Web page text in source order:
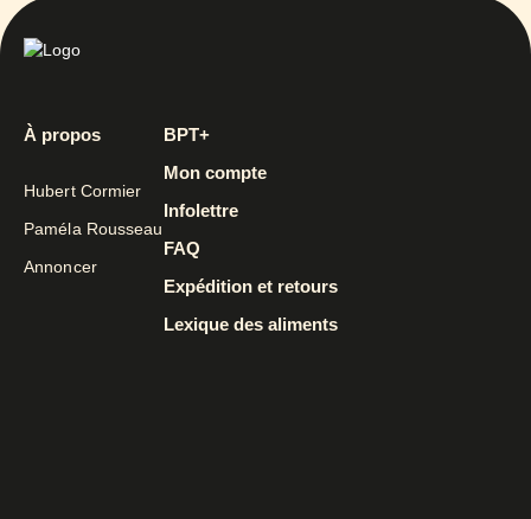
À propos
Hubert Cormier
Paméla Rousseau
Annoncer
BPT+
Mon compte
Infolettre
FAQ
Expédition et retours
Lexique des aliments